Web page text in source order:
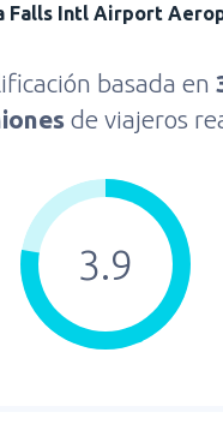
Falls Intl Airport
basada en
de viajeros
3.9